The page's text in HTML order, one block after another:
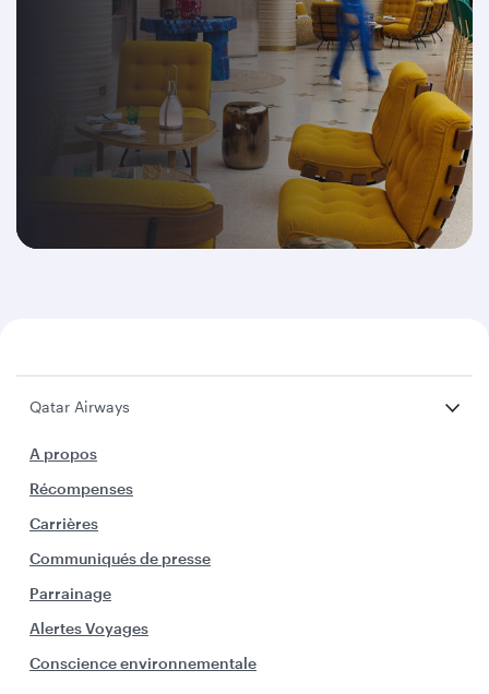
Qatar Airways
A propos
Récompenses
Carrières
Communiqués de presse
Parrainage
Alertes Voyages
Conscience environnementale